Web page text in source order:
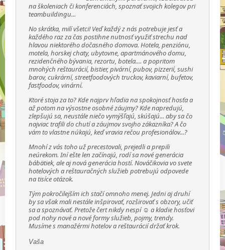
na školeniach či konferenciách, spoznať svojich kolegov pri
teambuildingu...
No skrátka, milí všetci! Veď každý z nás potrebuje jesť a
každého raz za čas postihne nutnosť využiť strechu nad
hlavou niektorého dočasného domova. Hotela, penziónu,
motela, horskej chaty, ubytovne, apartmánového domu,
rezidenčného bývania, rezortu, botela.... a popritom
mnohých reštaurácií, bistier, pivární, pubov, pizzerií, sushi
barov, cukrární, streetfoodových truckov, kaviarní, bufetov,
fastfoodov, vinární.
Ktoré stoja za to? Kde najprv hľadia na spokojnosť hosťa a
až potom na výsostne osobné záujmy? Kde napredujú,
zlepšujú sa, neustále niečo vymýšľajú, skúšajú... aby sa čo
najviac trafili do chutí a záujmov svojho zákazníka? A čo
vám to vlastne núkajú, keď vravia rečou profesionálov...?
Mnohí z vás toho už precestovali, prejedli a prepili
neúrekom. Iní ešte len začínajú, rodí sa nové generácia
bábätiek, ale aj nová generácia hostí. Nováčikovia vo svete
hotelových a reštauračných služieb potrebujú odpovede
na tisíce otázok.
Tým pokročilejším ich stačí omnoho menej. Jedni aj druhí
by sa však mali nestále inšpirovať, rozširovať s obzory, učiť
sa a spoznávať. Pretože čert nikdy nespí ☺ a kladie hosťovi
pod nohy nové a nové formy služieb, pojmy, trendy.
Musíme s manažérmi hotelov a reštaurácií držať krok.
Vaša